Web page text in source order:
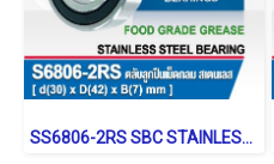
SS6806-2RS SBC STAINLESS BALL BEARING Shield Type